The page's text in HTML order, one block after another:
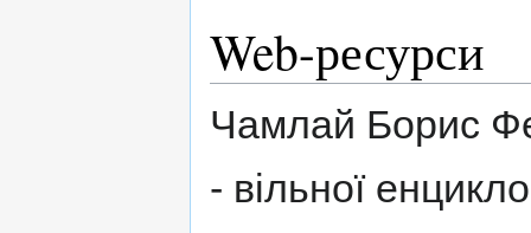
Web-ресурси
Чамлай Борис
- вільної